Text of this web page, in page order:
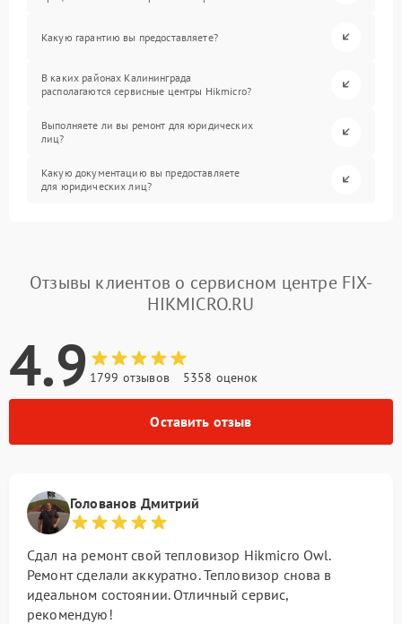
Какую гарантию вы предоставляете?
В каких районах Калининграда
располагаются сервисные центры Hikmicro?
Выполняете ли вы ремонт для юридических
лиц?
Какую документацию вы предоставляете
для юридических лиц?
Отзывы клиентов о сервисном центре FIX-
HIKMICRO.RU
4.9 1799 отзывов 5358 оценок
Оставить отзыв
Голованов Дмитрий
Сдал на ремонт свой тепловизор Hikmicro Owl.
Ремонт сделали аккуратно. Тепловизор снова в
идеальном состоянии. Отличный сервис,
рекомендую!